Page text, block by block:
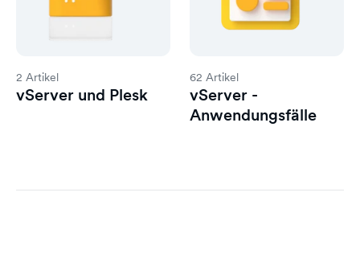
2 Artikel
vServer und Plesk
62 Artikel
vServer -
Anwendungsfälle